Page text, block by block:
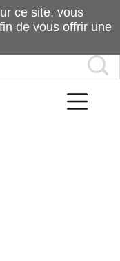
ce site, vous
de vous offrir une